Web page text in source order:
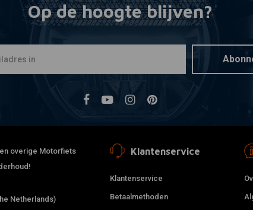
Op de hoogte blijven?
overige Motorfiets
Netherlands)
Klantenservice
Klantenservice
Betaalmethoden